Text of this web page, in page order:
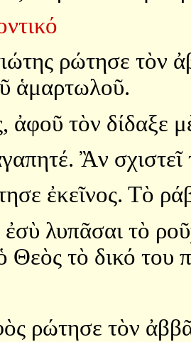
ρώτησε τὸν
ἁμαρτωλοῦ.
ἀφοῦ τὸν δίδαξε
Ἂν σχιστεῖ
ἐκεῖνος. Τὸ
λυπᾶσαι τὸ
Θεὸς τὸ δικό του
ρώτησε τὸν